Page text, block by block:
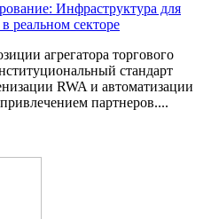
Инфраструктура для
реальном секторе
агрегатора торгового
стандарт
RWA и автоматизации
партнеров....